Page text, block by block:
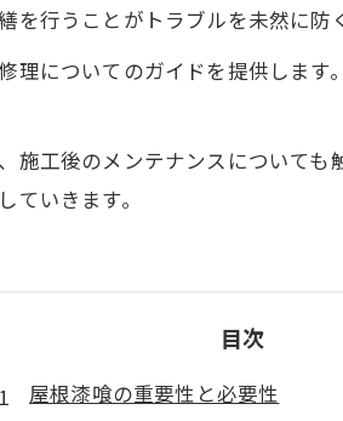
行うことがトラブルを未然に防
理についてのガイドを提供しま
施工後のメンテナンスについて
いきます。
目次
屋根漆喰の重要性と必要性